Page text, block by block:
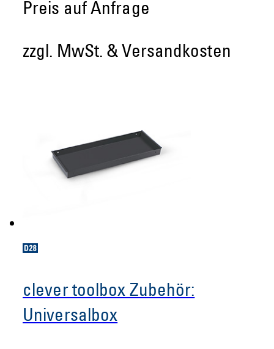
Preis auf Anfrage
zzgl. MwSt. & Versandkosten
clever toolbox Zubehör:
Universalbox